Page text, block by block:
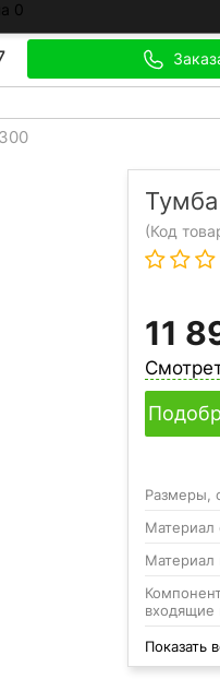
0
(Код
11
Размеры,
Материал
Материал
входящие
Показать